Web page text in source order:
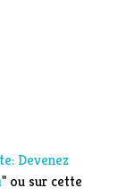
Devenez
" ou sur cette